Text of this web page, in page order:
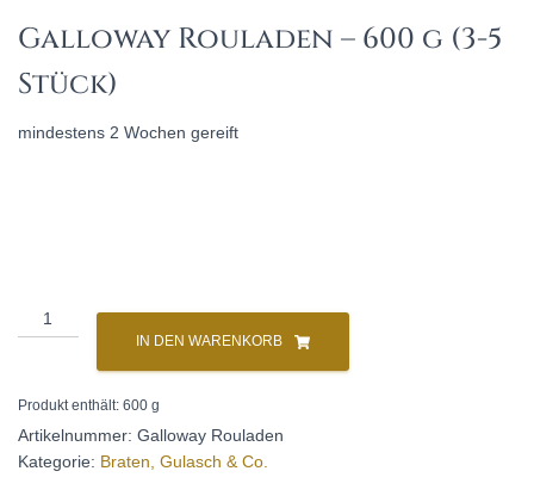
Galloway Rouladen – 600 g (3-5
Stück)
mindestens 2 Wochen gereift
Galloway
Rouladen
IN DEN WARENKORB
Produkt enthält: 600 g
Artikelnummer: Galloway Rouladen
Kategorie: Braten, Gulasch & Co.